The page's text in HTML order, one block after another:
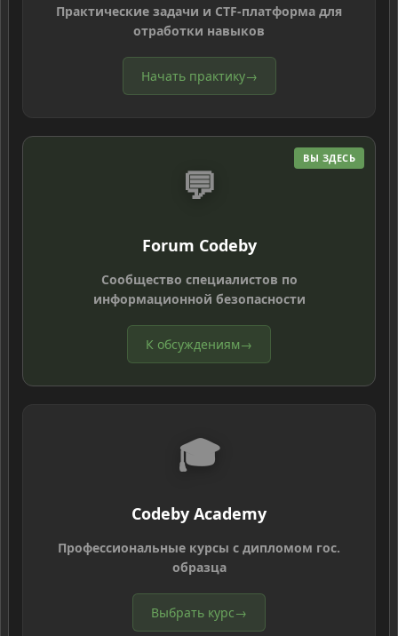
Практические задачи и CTF-платформа для
отработки навыков
Начать практику→
ВЫ ЗДЕСЬ
💬
Forum Codeby
Сообщество специалистов по
информационной безопасности
К обсуждениям→
🎓
Codeby Academy
Профессиональные курсы с дипломом гос.
образца
Выбрать курс→